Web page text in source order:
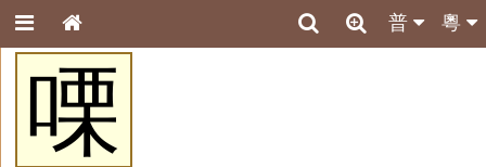
粵
普
㗚